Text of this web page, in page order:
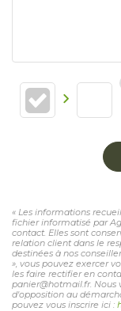
« Les informations
fichier informatisé par
contact. Elles sont
relation client dans le
destinées à nos
», vous pouvez exercer
les faire rectifier en
panier@hotmail.fr. Nous
d'opposition au
pouvez vous inscrire ici :